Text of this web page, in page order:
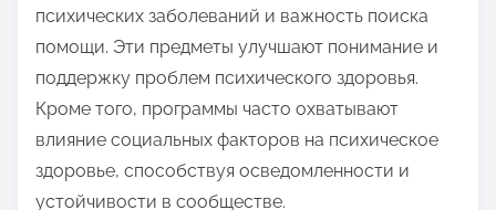
психических заболеваний и важность поиска
помощи. Эти предметы улучшают понимание и
поддержку проблем психического здоровья.
Кроме того, программы часто охватывают
влияние социальных факторов на психическое
здоровье, способствуя осведомленности и
устойчивости в сообществе.